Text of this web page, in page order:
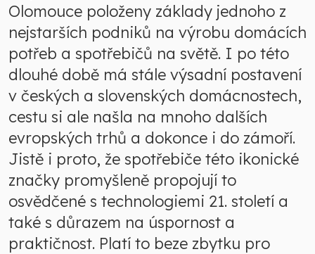
Olomouce položeny základy jednoho z
nejstarších podniků na výrobu domácích
potřeb a spotřebičů na světě. I po této
dlouhé době má stále výsadní postavení
v českých a slovenských domácnostech,
cestu si ale našla na mnoho dalších
evropských trhů a dokonce i do zámoří.
Jistě i proto, že spotřebiče této ikonické
značky promyšleně propojují to
osvědčené s technologiemi 21. století a
také s důrazem na úspornost a
praktičnost. Platí to beze zbytku pro